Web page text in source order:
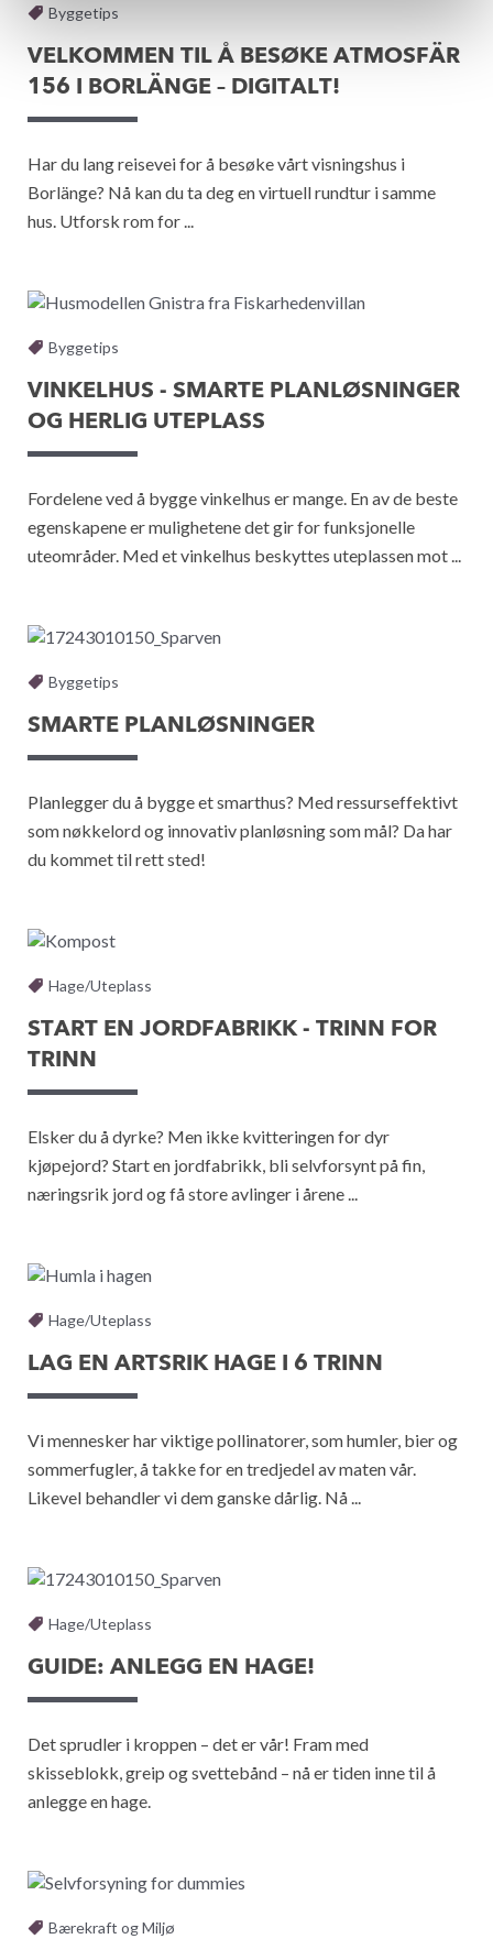
Byggetips
VELKOMMEN TIL Å BESØKE ATMOSFÄR
156 I BORLÄNGE – DIGITALT!
Har du lang reisevei for å besøke vårt visningshus i
Borlänge? Nå kan du ta deg en virtuell rundtur i samme
hus. Utforsk rom for ...
Byggetips
VINKELHUS - SMARTE PLANLØSNINGER
OG HERLIG UTEPLASS
Fordelene ved å bygge vinkelhus er mange. En av de beste
egenskapene er mulighetene det gir for funksjonelle
uteområder. Med et vinkelhus beskyttes uteplassen mot ...
Byggetips
SMARTE PLANLØSNINGER
Planlegger du å bygge et smarthus? Med ressurseffektivt
som nøkkelord og innovativ planløsning som mål? Da har
du kommet til rett sted!
Hage/Uteplass
START EN JORDFABRIKK - TRINN FOR
TRINN
Elsker du å dyrke? Men ikke kvitteringen for dyr
kjøpejord? Start en jordfabrikk, bli selvforsynt på fin,
næringsrik jord og få store avlinger i årene ...
Hage/Uteplass
LAG EN ARTSRIK HAGE I 6 TRINN
Vi mennesker har viktige pollinatorer, som humler, bier og
sommerfugler, å takke for en tredjedel av maten vår.
Likevel behandler vi dem ganske dårlig. Nå ...
Hage/Uteplass
GUIDE: ANLEGG EN HAGE!
Det sprudler i kroppen – det er vår! Fram med
skisseblokk, greip og svettebånd – nå er tiden inne til å
anlegge en hage.
Bærekraft og Miljø